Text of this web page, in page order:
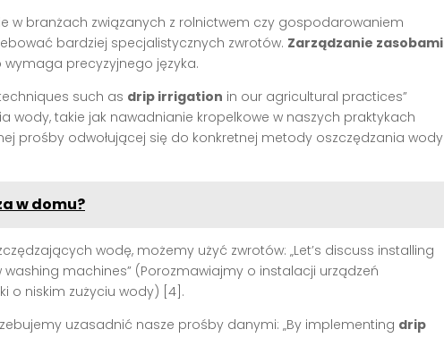
w branżach związanych z rolnictwem czy gospodarowaniem
bardziej specjalistycznych zwrotów. Zarządzanie zasobami
precyzyjnego języka.
such as drip irrigation in our agricultural practices”
wody, takie jak nawadnianie kropelkowe w naszych praktykach
prośby odwołującej się do konkretnej metody oszczędzania wody
w domu?
wodę, możemy użyć zwrotów: „Let’s discuss installing
machines” (Porozmawiajmy o instalacji urządzeń
o niskim zużyciu wody) [4].
uzasadnić nasze prośby danymi: „By implementing drip